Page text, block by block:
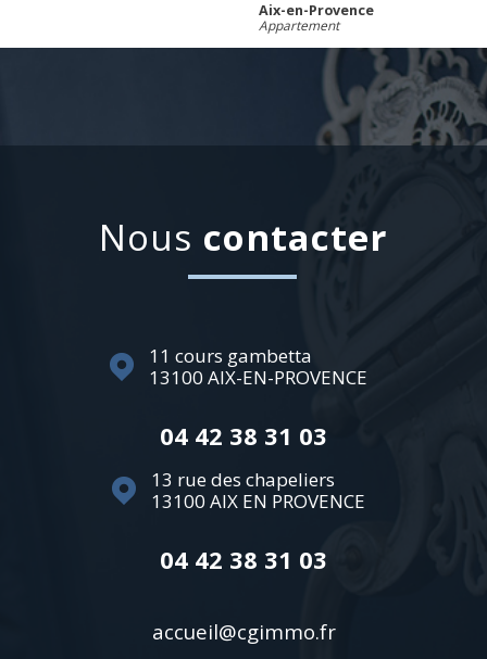
nous contacter
11 cours gambetta
13100 AIX-EN-PROVENCE
04 42 38 31 03
13 rue des chapeliers
13100 AIX EN PROVENCE
04 42 38 31 03
accueil@cgimmo.fr